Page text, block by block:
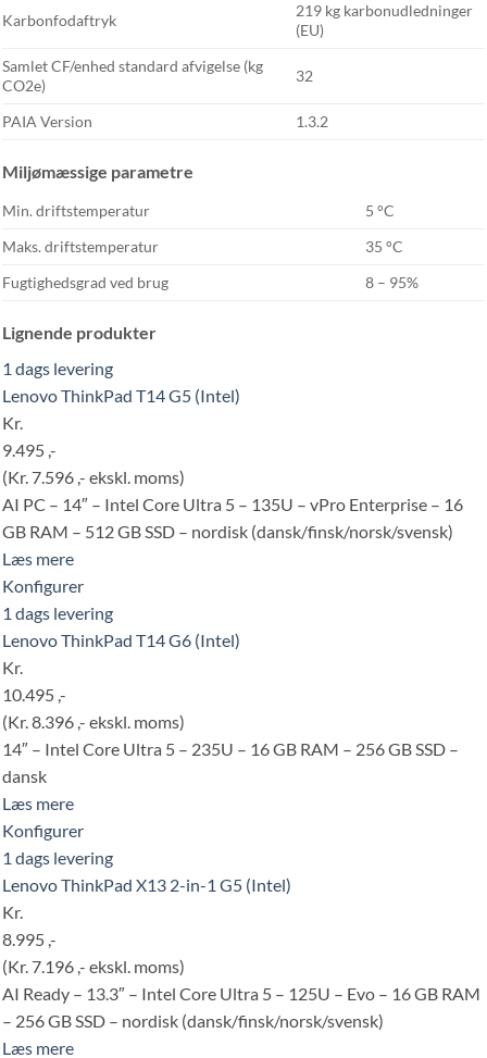
Karbonfodaftryk
219 kg karbonudledninger
(EU)
Samlet CF/enhed standard afvigelse (kg
CO2e)
32
PAIA Version 1.3.2
Miljømæssige parametre
Min. driftstemperatur
5 °C
Maks. driftstemperatur
35 °C
Fugtighedsgrad ved brug
8 – 95%
Lignende produkter
1 dags levering
Lenovo ThinkPad T14 G5 (Intel)
Kr.
9.495 ,-
(Kr. 7.596 ,- ekskl. moms)
AI PC – 14″ – Intel Core Ultra 5 – 135U – vPro Enterprise – 16
GB RAM – 512 GB SSD – nordisk (dansk/finsk/norsk/svensk)
Læs mere
Konfigurer
1 dags levering
Lenovo ThinkPad T14 G6 (Intel)
Kr.
10.495 ,-
(Kr. 8.396 ,- ekskl. moms)
14″ – Intel Core Ultra 5 – 235U – 16 GB RAM – 256 GB SSD –
dansk
Læs mere
Konfigurer
1 dags levering
Lenovo ThinkPad X13 2-in-1 G5 (Intel)
Kr.
8.995 ,-
(Kr. 7.196 ,- ekskl. moms)
AI Ready – 13.3″ – Intel Core Ultra 5 – 125U – Evo – 16 GB RAM
– 256 GB SSD – nordisk (dansk/finsk/norsk/svensk)
Læs mere